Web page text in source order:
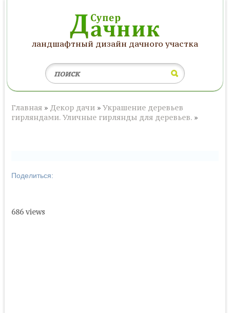
ландшафтный дизайн дачного участка
Главная» Декор дачи» Украшение деревьев
гирляндами. Уличные гирлянды для деревьев.»
Поделиться:
686 views